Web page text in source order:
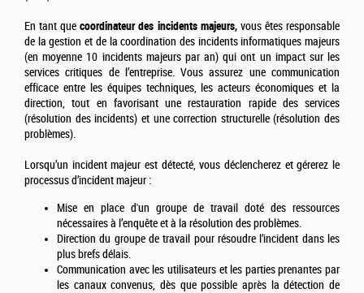
En tant quecoordinateur des incidents majeurs,vous êtes responsable
de la gestion et de la coordination des incidents informatiques majeurs
(en moyenne 10 incidents majeurs par an) qui ont un impact sur les
services critiques de l’entreprise. Vous assurez une communication
efficace entre les équipes techniques, les acteurs économiques et la
direction, tout en favorisant une restauration rapide des services
(résolution des incidents) et une correction structurelle (résolution des
problèmes).
Lorsqu’un incident majeur est détecté, vous déclencherez et gérerez le
processus d’incident majeur :
Mise en place d'un groupe de travail doté des ressources
nécessaires à l’enquête et à la résolution des problèmes.
Direction du groupe de travail pour résoudre l’incident dans les
plus brefs délais.
Communication avec les utilisateurs et les parties prenantes par
les canaux convenus, dès que possible après la détection de